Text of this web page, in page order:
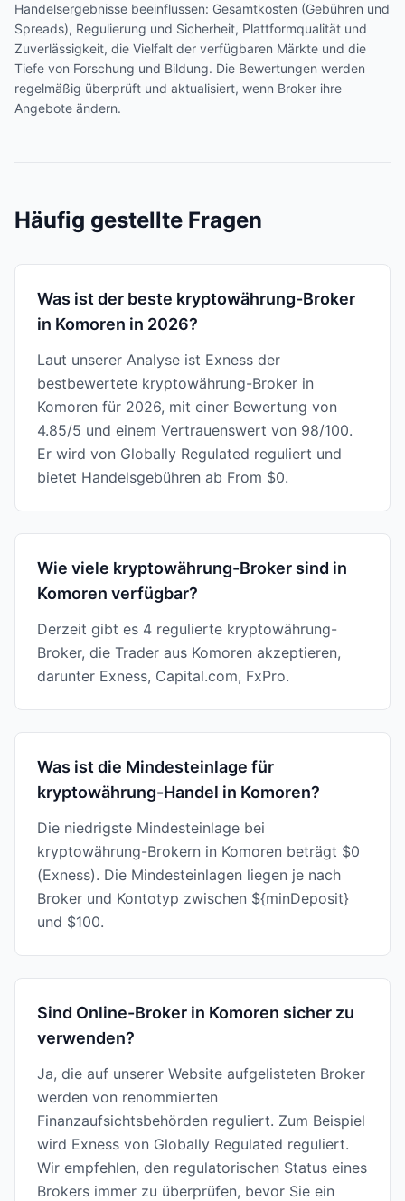
Handelsergebnisse beeinflussen: Gesamtkosten (Gebühren und
Spreads), Regulierung und Sicherheit, Plattformqualität und
Zuverlässigkeit, die Vielfalt der verfügbaren Märkte und die
Tiefe von Forschung und Bildung. Die Bewertungen werden
regelmäßig überprüft und aktualisiert, wenn Broker ihre
Angebote ändern.
Häufig gestellte Fragen
Was ist der beste kryptowährung-Broker
in Komoren in 2026?
Laut unserer Analyse ist Exness der
bestbewertete kryptowährung-Broker in
Komoren für 2026, mit einer Bewertung von
4.85/5 und einem Vertrauenswert von 98/100.
Er wird von Globally Regulated reguliert und
bietet Handelsgebühren ab From $0.
Wie viele kryptowährung-Broker sind in
Komoren verfügbar?
Derzeit gibt es 4 regulierte kryptowährung-
Broker, die Trader aus Komoren akzeptieren,
darunter Exness, Capital.com, FxPro.
Was ist die Mindesteinlage für
kryptowährung-Handel in Komoren?
Die niedrigste Mindesteinlage bei
kryptowährung-Brokern in Komoren beträgt $0
(Exness). Die Mindesteinlagen liegen je nach
Broker und Kontotyp zwischen ${minDeposit}
und $100.
Sind Online-Broker in Komoren sicher zu
verwenden?
Ja, die auf unserer Website aufgelisteten Broker
werden von renommierten
Finanzaufsichtsbehörden reguliert. Zum Beispiel
wird Exness von Globally Regulated reguliert.
Wir empfehlen, den regulatorischen Status eines
Brokers immer zu überprüfen, bevor Sie ein